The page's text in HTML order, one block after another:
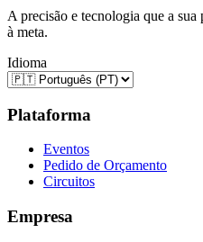
A precisão e tecnologia que a sua
à meta.
Idioma
Plataforma
Eventos
Pedido de Orçamento
Circuitos
Empresa